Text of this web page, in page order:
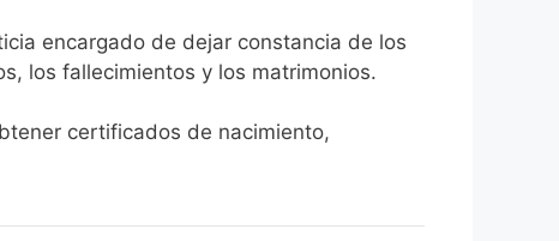
encargado de dejar constancia de los
los fallecimientos y los matrimonios.
certificados de nacimiento,